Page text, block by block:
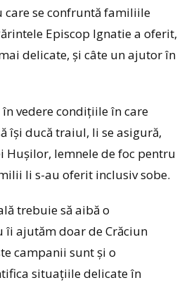
care se confruntă familiile
Episcop Ignatie a oferit,
delicate, și câte un ajutor în
în vedere condițiile în care
își ducă traiul, li se asigură,
Hușilor, lemnele de foc pentru
li s-au oferit inclusiv sobe.
trebuie să aibă o
îi ajutăm doar de Crăciun
campanii sunt și o
situațiile delicate în